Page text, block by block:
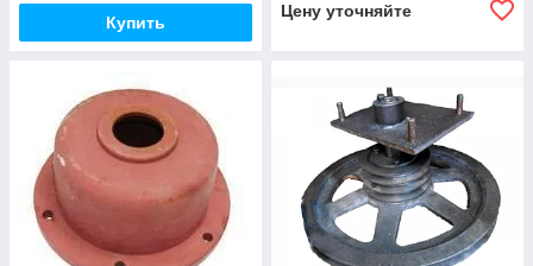
Купить
Цену уточняйте